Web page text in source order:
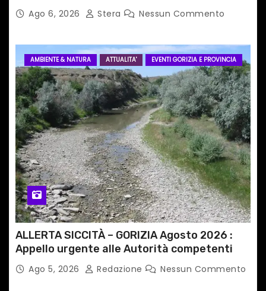
Ago 6, 2026 Stera Nessun Commento
AMBIENTE & NATURA ATTUALITA' EVENTI GORIZIA E PROVINCIA
ALLERTA SICCITÀ – GORIZIA Agosto 2026 :
Appello urgente alle Autorità competenti
Ago 5, 2026 Redazione Nessun Commento